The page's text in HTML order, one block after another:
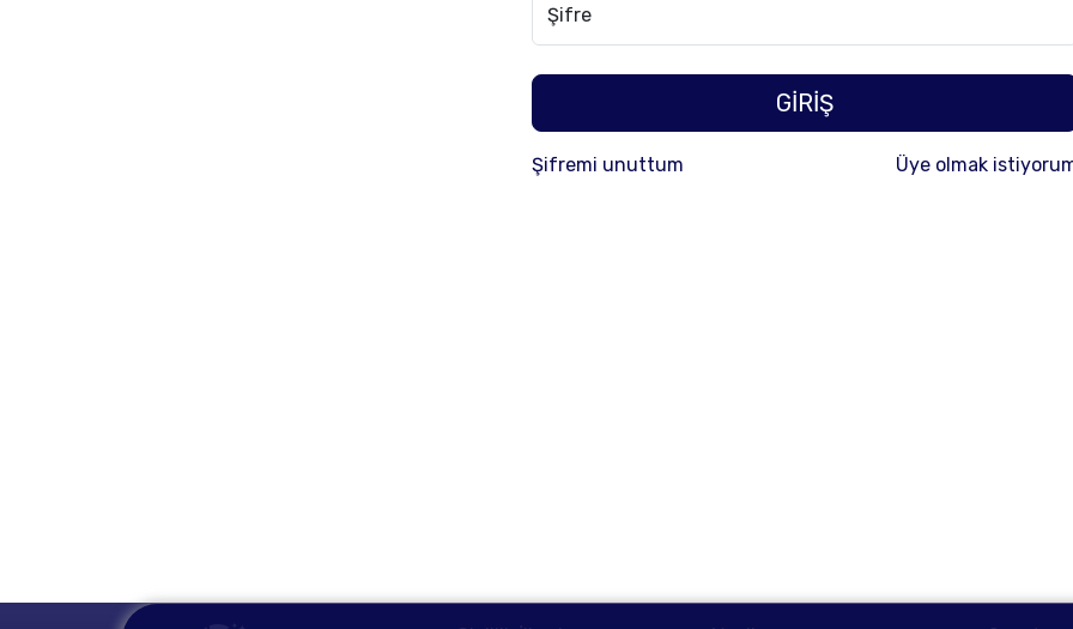
Şifre
GİRİŞ
Şifremi unuttum Üye olmak